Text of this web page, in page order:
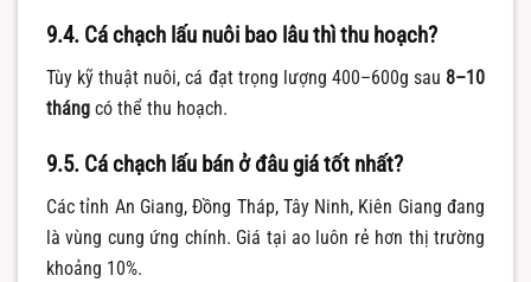
9.4. Cá chạch lấu nuôi bao lâu thì thu hoạch?
Tùy kỹ thuật nuôi, cá đạt trọng lượng 400–600g sau 8–10
tháng có thể thu hoạch.
9.5. Cá chạch lấu bán ở đâu giá tốt nhất?
Các tỉnh An Giang, Đồng Tháp, Tây Ninh, Kiên Giang đang
là vùng cung ứng chính. Giá tại ao luôn rẻ hơn thị trường
khoảng 10%.